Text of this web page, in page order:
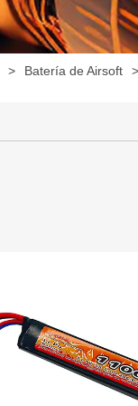
> Batería de Airsoft >